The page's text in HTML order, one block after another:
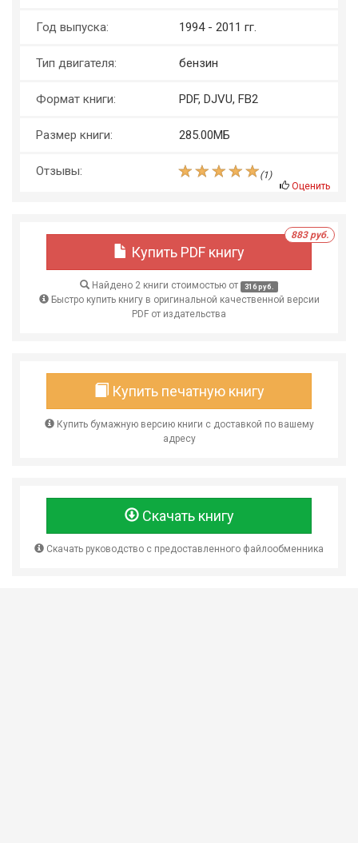
Год выпуска: 1994 - 2011 гг.
Тип двигателя: бензин
Формат книги: PDF, DJVU, FB2
Размер книги: 285.00МБ
Отзывы: (1)
Оценить
Купить PDF книгу
883 руб.
Найдено 2 книги стоимостью от 316 руб.
Быстро купить книгу в оригинальной качественной версии
PDF от издательства
Купить печатную книгу
Купить бумажную версию книги с доставкой по вашему
адресу
Скачать книгу
Скачать руководство с предоставленного файлообменника